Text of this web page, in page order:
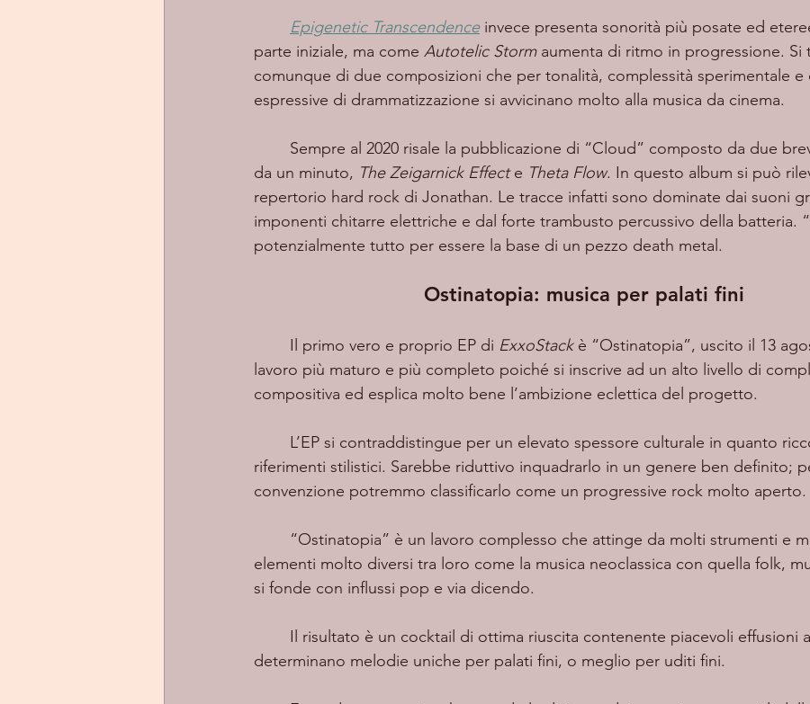
Epigenetic Transcendence invece presenta sonorità più posate ed
parte iniziale, ma come Autotelic Storm aumenta di ritmo in progressione. Si
comunque di due composizioni che per tonalità, complessità sperimentale e
espressive di drammatizzazione si avvicinano molto alla musica da cinema.
da un minuto, The Zeigarnick Effect e Theta Flow. In questo album si può
repertorio hard rock di Jonathan. Le tracce infatti sono dominate dai suoni
imponenti chitarre elettriche e dal forte trambusto percussivo della batteria.
potenzialmente tutto per essere la base di un pezzo death metal.
Ostinatopia: musica per palati fini
	Il primo vero e proprio EP di
ExxoStack è “Ostinatopia”, uscito il 13
lavoro più maturo e più completo poiché si inscrive ad un alto livello di
compositiva ed esplica molto bene l’ambizione eclettica del progetto.
riferimenti stilistici. Sarebbe riduttivo inquadrarlo in un genere ben definito;
convenzione potremmo classificarlo come un progressive rock molto aperto.
	“Ostinatopia”
è un lavoro complesso che attinge da molti strumenti e
elementi molto diversi tra loro come la musica neoclassica con quella folk,
si fonde con influssi pop e via dicendo.
determinano melodie uniche per palati fini, o meglio per uditi fini.